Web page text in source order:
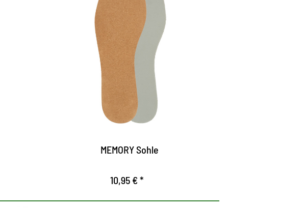
Aloe
uso.
y
Efecto de memoria casual
Se adapta perfectamente a la carga de
presión del pie gracias a la espuma
viscoelastica.
Confort óptimo de uso, donde el pie y las
articulaciones están notablemente
firma en el zapato.MEMORY Sohle
10,95 € *